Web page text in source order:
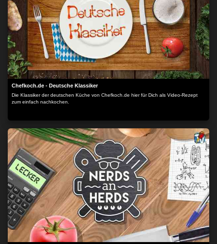
MEHR OPTIONEN
ZUSTIMMEN
Chefkoch.de - Deutsche Klassiker
Die Klassiker der deutschen Küche von Chefkoch.de hier für Dich als Video-Rezept
zum einfach nachkochen.